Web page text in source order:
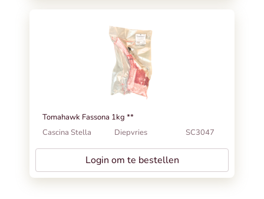
Tomahawk Fassona 1kg **
Cascina Stella
Diepvries SC3047
Login om te bestellen